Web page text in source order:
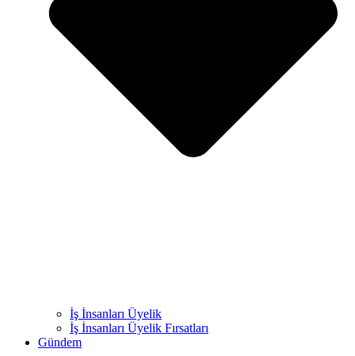
İş İnsanları Üyelik
İş İnsanları Üyelik Fırsatları
Gündem